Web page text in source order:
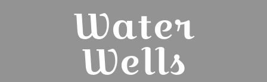
Water
Wells